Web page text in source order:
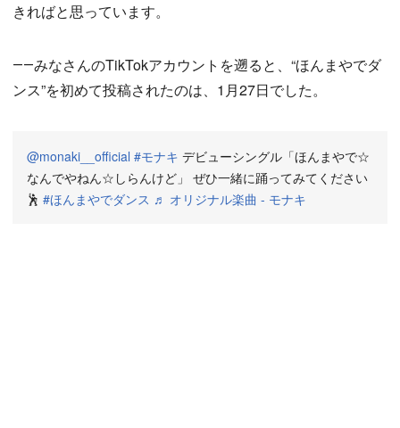
きればと思っています。
――みなさんのTikTokアカウントを遡ると、“ほんまやでダ
ンス”を初めて投稿されたのは、1月27日でした。
@monaki__official #モナキ デビューシングル「ほんまやで☆
なんでやねん☆しらんけど」 ぜひ一緒に踊ってみてください
🕺 #ほんまやでダンス ♬ オリジナル楽曲 - モナキ